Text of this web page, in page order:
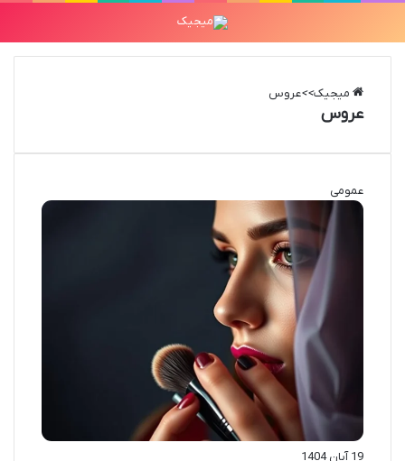
میجیک>>عروس
عروس
عمومی
19 آبان 1404